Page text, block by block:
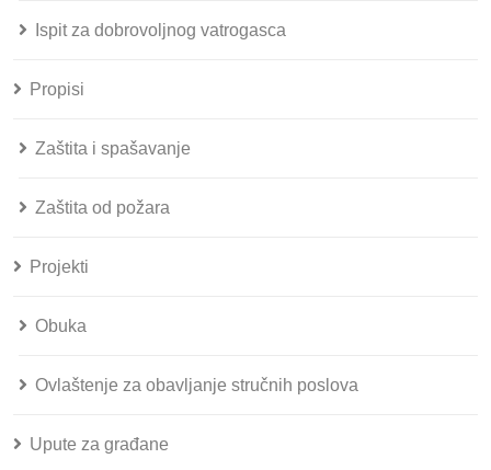
Ispit za dobrovoljnog vatrogasca
Propisi
Zaštita i spašavanje
Zaštita od požara
Projekti
Obuka
Ovlaštenje za obavljanje stručnih poslova
Upute za građane